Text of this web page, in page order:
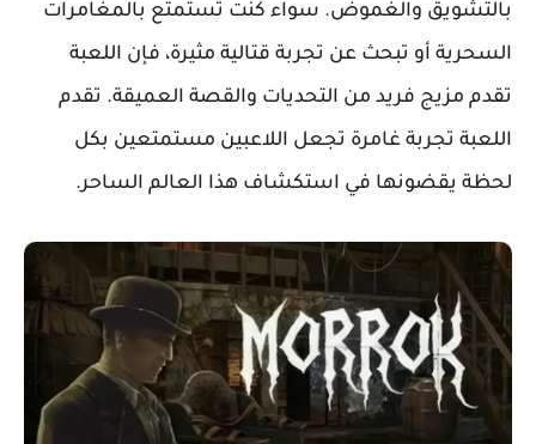
بالتشويق والغموض. سواء كنت تستمتع بالمغامرات
السحرية أو تبحث عن تجربة قتالية مثيرة، فإن اللعبة
تقدم مزيج فريد من التحديات والقصة العميقة. تقدم
اللعبة تجربة غامرة تجعل اللاعبين مستمتعين بكل
لحظة يقضونها في استكشاف هذا العالم الساحر.